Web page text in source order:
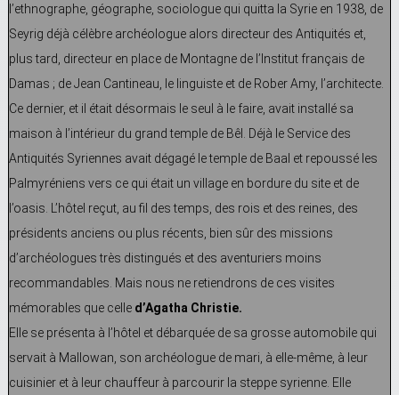
l’ethnographe, géographe, sociologue qui quitta la Syrie en 1938, de
Seyrig déjà célèbre archéologue alors directeur des Antiquités et,
plus tard, directeur en place de Montagne de l’Institut français de
Damas ; de Jean Cantineau, le linguiste et de Rober Amy, l’architecte.
Ce dernier, et il était désormais le seul à le faire, avait installé sa
maison à l’intérieur du grand temple de Bêl. Déjà le Service des
Antiquités Syriennes avait dégagé le temple de Baal et repoussé les
Palmyréniens vers ce qui était un village en bordure du site et de
l’oasis. L’hôtel reçut, au fil des temps, des rois et des reines, des
présidents anciens ou plus récents, bien sûr des missions
d’archéologues très distingués et des aventuriers moins
recommandables. Mais nous ne retiendrons de ces visites
mémorables que celle d’Agatha Christie.
Elle se présenta à l’hôtel et débarquée de sa grosse automobile qui
servait à Mallowan, son archéologue de mari, à elle-même, à leur
cuisinier et à leur chauffeur à parcourir la steppe syrienne. Elle